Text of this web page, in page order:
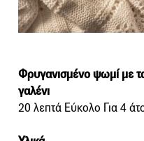
Φρυγανισμένο ψωμί με
γαλένι
20 λεπτά Εύκολο Για 4